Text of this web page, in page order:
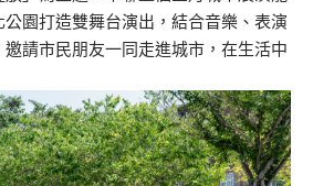
園打造雙舞台演出，結合音樂、表演
請市民朋友一同走進城市，在生活中